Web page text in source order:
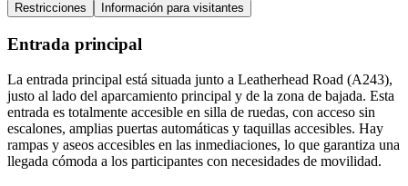
Restricciones
Información para visitantes
Entrada principal
La entrada principal está situada junto a Leatherhead Road (A243),
justo al lado del aparcamiento principal y de la zona de bajada. Esta
entrada es totalmente accesible en silla de ruedas, con acceso sin
escalones, amplias puertas automáticas y taquillas accesibles. Hay
rampas y aseos accesibles en las inmediaciones, lo que garantiza una
llegada cómoda a los participantes con necesidades de movilidad.